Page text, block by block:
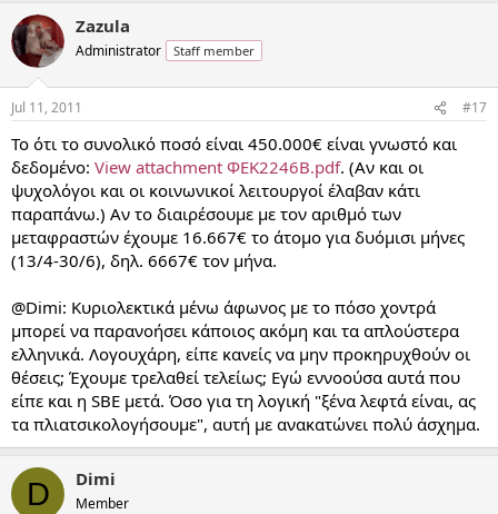
Zazula
Administrator Staff member
Jul 11, 2011 #17
Το ότι το συνολικό ποσό είναι 450.000€ είναι γνωστό και
δεδομένο: View attachment ΦΕΚ2246Β.pdf. (Αν και οι
ψυχολόγοι και οι κοινωνικοί λειτουργοί έλαβαν κάτι
παραπάνω.) Αν το διαιρέσουμε με τον αριθμό των
μεταφραστών έχουμε 16.667€ το άτομο για δυόμισι μήνες
(13/4-30/6), δηλ. 6667€ τον μήνα.
@Dimi: Κυριολεκτικά μένω άφωνος με το πόσο χοντρά
μπορεί να παρανοήσει κάποιος ακόμη και τα απλούστερα
ελληνικά. Λογουχάρη, είπε κανείς να μην προκηρυχθούν οι
θέσεις; Έχουμε τρελαθεί τελείως; Εγώ εννοούσα αυτά που
είπε και η SBE μετά. Όσο για τη λογική "ξένα λεφτά είναι, ας
τα πλιατσικολογήσουμε", αυτή με ανακατώνει πολύ άσχημα.
D Dimi
Member